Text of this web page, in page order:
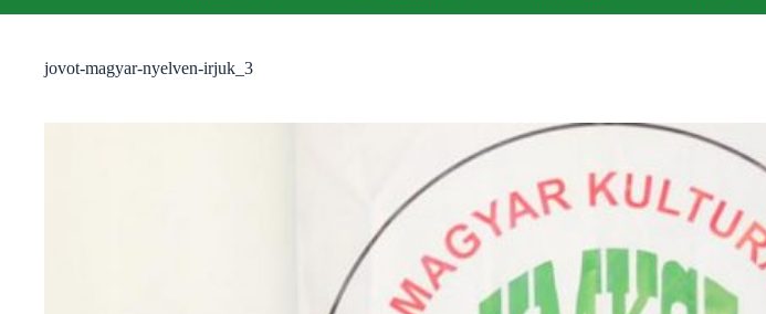
jovot-magyar-nyelven-irjuk_3